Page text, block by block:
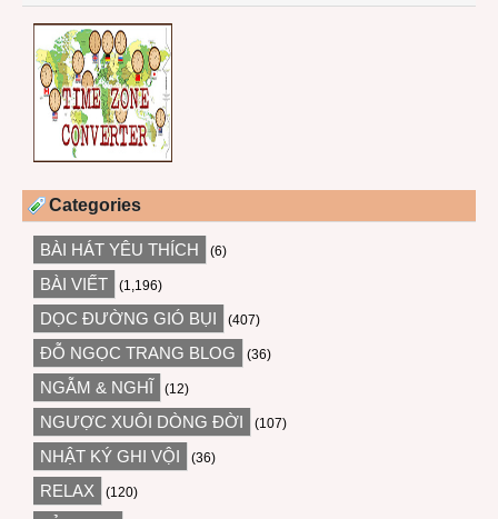
Categories
BÀI HÁT YÊU THÍCH (6)
BÀI VIẾT (1,196)
DỌC ĐƯỜNG GIÓ BỤI (407)
ĐỖ NGỌC TRANG BLOG (36)
NGẪM & NGHĨ (12)
NGƯỢC XUÔI DÒNG ĐỜI (107)
NHẬT KÝ GHI VỘI (36)
RELAX (120)